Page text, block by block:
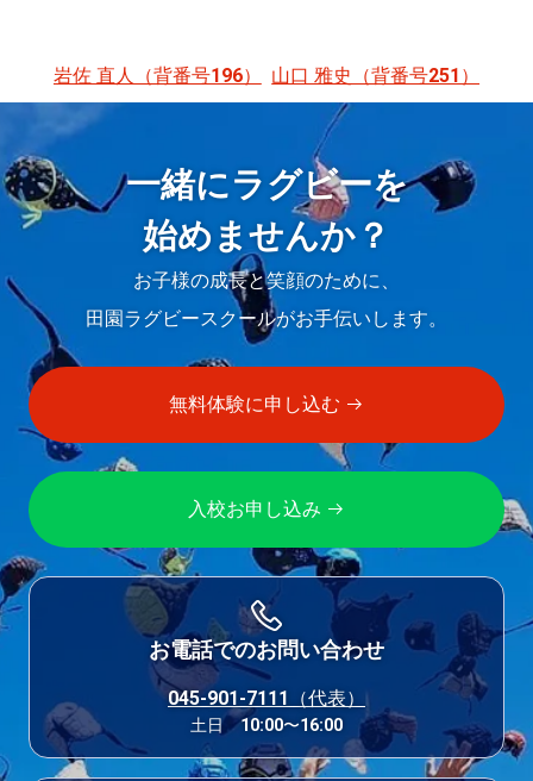
投
稿
ナ
ビ
シ
岩佐 直人（背番号196） 山口 雅史（背番号251）
一緒にラグビーを
始めませんか？
お子様の成長と笑顔のために、
田園ラグビースクールがお手伝いします。
無料体験に申し込む
入校お申し込み
お電話でのお問い合わせ
045-901-7111（代表）
土日 10:00〜16:00